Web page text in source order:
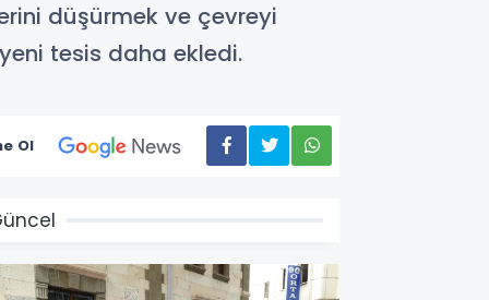
düşürmek ve çevreyi
tesis daha ekledi.
Ol